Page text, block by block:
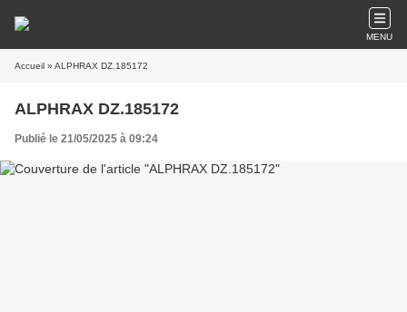
MENU
Accueil » ALPHRAX DZ.185172
ALPHRAX DZ.185172
Publié le 21/05/2025 à 09:24